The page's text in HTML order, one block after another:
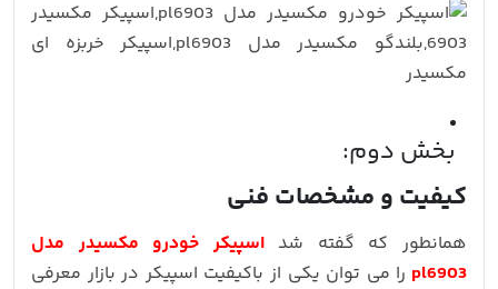
بخش دوم:
کیفیت و مشخصات فنی
همانطور که گفته شداسپیکر خودرو مکسیدر مدل
pl6903 را می توان یکی از باکیفیت اسپیکر در بازار معرفی